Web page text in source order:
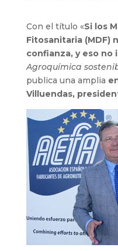
Con el título «Si los
Fitosanitaria (MDF)
confianza, y eso no
Agroquímica
publica una amplia
Villuendas,